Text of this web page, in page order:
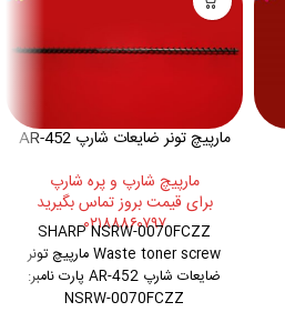
مارپیچ تونر ضایعات شارپ AR-452
مارپيچ شارپ و پره شارپ
برای قیمت بروز تماس بگیرید
۰۲۱۸۸۸۶۰۷۹۷
SHARP NSRW-0070FCZZ
Waste toner screw مارپیچ تونر
ضایعات شارپ AR-452 پارت نامبر:
NSRW-0070FCZZ